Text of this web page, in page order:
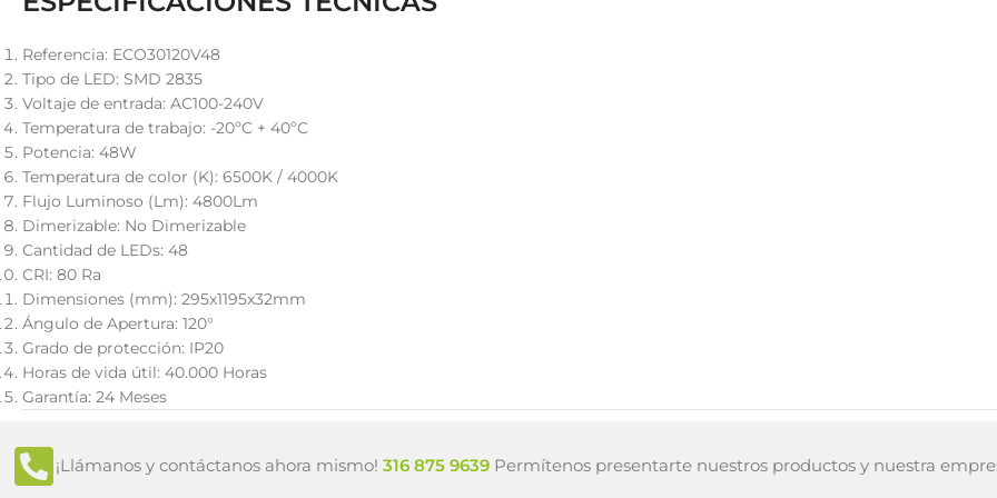
Referencia: ECO30120V48
Tipo de LED: SMD 2835
Voltaje de entrada: AC100-240V
Temperatura de trabajo: -20ºC + 40ºC
Potencia: 48W
Temperatura de color (K): 6500K / 4000K
Flujo Luminoso (Lm): 4800Lm
Dimerizable: No Dimerizable
Cantidad de LEDs: 48
CRI: 80 Ra
Dimensiones (mm): 295x1195x32mm
Ángulo de Apertura: 120°
Grado de protección: IP20
Horas de vida útil: 40.000 Horas
Garantía: 24 Meses
¡Llámanos y contáctanos ahora mismo! 316 875 9639 Permítenos presentarte nuestros productos y nuestra